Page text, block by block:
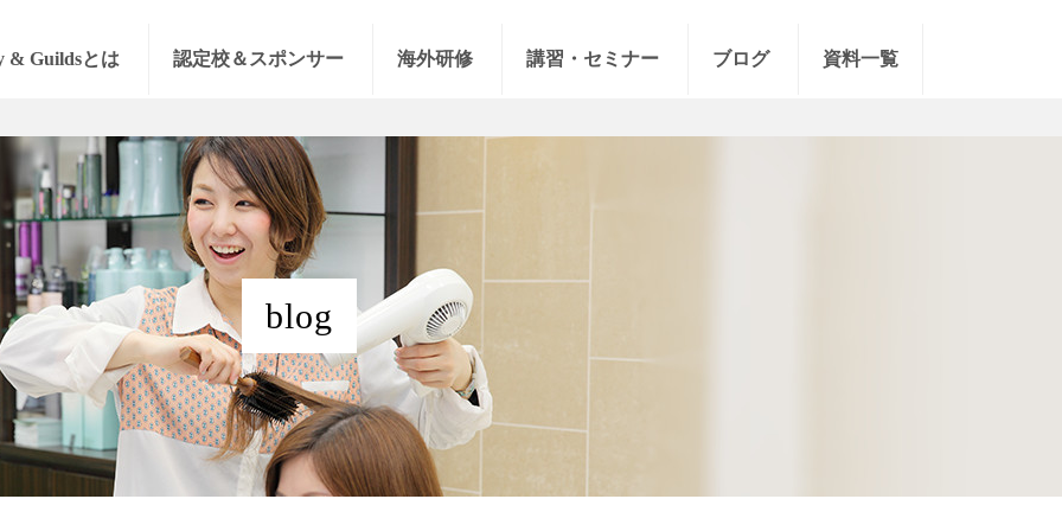
& Guildsとは 認定校＆スポンサー 海外研修 講習・セミナー ブログ 資料一覧
blog